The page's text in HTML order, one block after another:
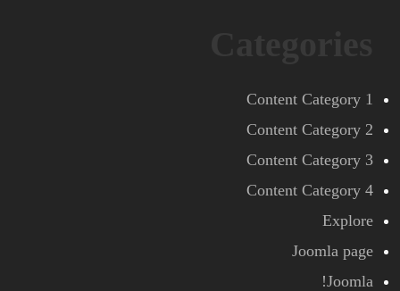
Content Category 1
Content Category 2
Content Category 3
Content Category 4
Explore
Joomla page
Joomla!